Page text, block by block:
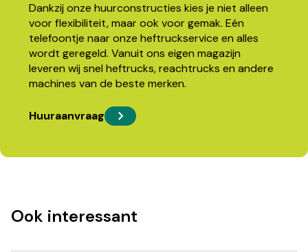
Dankzij onze huurconstructies kies je niet alleen
voor flexibiliteit, maar ook voor gemak. Eén
telefoontje naar onze heftruckservice en alles
wordt geregeld. Vanuit ons eigen magazijn
leveren wij snel heftrucks, reachtrucks en andere
machines van de beste merken.
Huuraanvraag
Ook interessant